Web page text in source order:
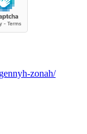
zonah/